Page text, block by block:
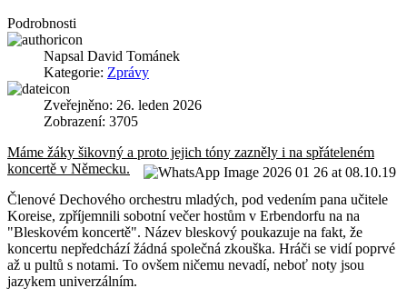
Podrobnosti
Napsal David Tománek
Kategorie: Zprávy
Zveřejněno: 26. leden 2026
Zobrazení: 3705
Máme žáky šikovný a proto jejich tóny zazněly i na spřáteleném
koncertě v Německu.
Členové Dechového orchestru mladých, pod vedením pana učitele
Koreise, zpříjemnili sobotní večer hostům v Erbendorfu na na
"Bleskovém koncertě". Název bleskový poukazuje na fakt, že
koncertu nepředchází žádná společná zkouška. Hráči se vidí poprvé
až u pultů s notami. To ovšem ničemu nevadí, neboť noty jsou
jazykem univerzálním.